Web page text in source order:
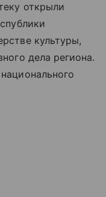
открыли
культуры,
дела региона.